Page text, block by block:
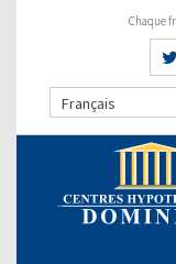
Chaque
Français